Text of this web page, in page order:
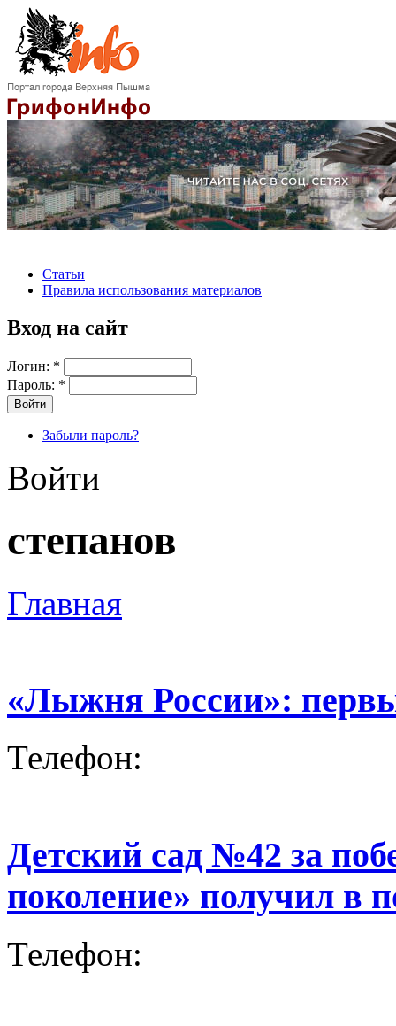
Статьи
Правила использования материалов
Вход на сайт
Логин: *
Пароль: *
Забыли пароль?
Войти
степанов
Главная
«Лыжня России»:
Телефон:
Детский сад №42 за
поколение» получил в
Телефон: